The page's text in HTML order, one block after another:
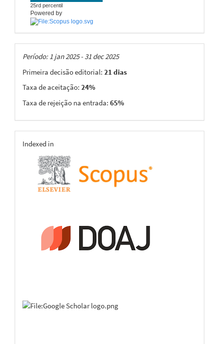
25rd percentil
Powered by
Taxas
Período: 1 jan 2025 - 31 dec 2025
Primeira decisão editorial: 21 dias
Taxa de aceitação: 24%
Taxa de rejeição na entrada: 65%
indexing
Indexed in